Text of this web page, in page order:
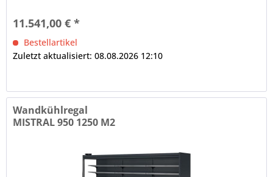
11.541,00 € *
Bestellartikel
Zuletzt aktualisiert: 08.08.2026 12:10
Wandkühlregal
MISTRAL 950 1250 M2